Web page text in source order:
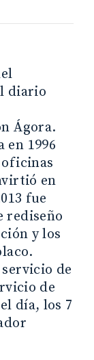
diario
Ágora.
en 1996
en
fue
rediseño
y los
de
de
día, los 7